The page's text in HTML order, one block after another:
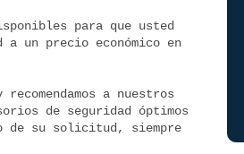
para que usted
un precio económico en
a nuestros
de seguridad óptimos
de su solicitud, siempre